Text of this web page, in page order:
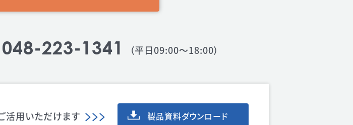
048-223-1341 （平日09:00〜18:00）
活用いただけます 製品資料ダウンロード